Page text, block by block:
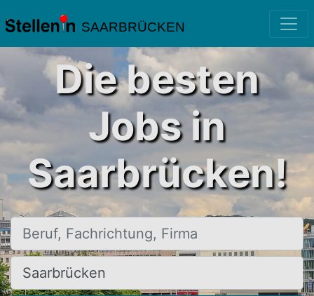
SAARBRÜCKEN
Die besten
Jobs in
Saarbrücken!
Beruf, Fachrichtung, Firma
Ort, Stadt